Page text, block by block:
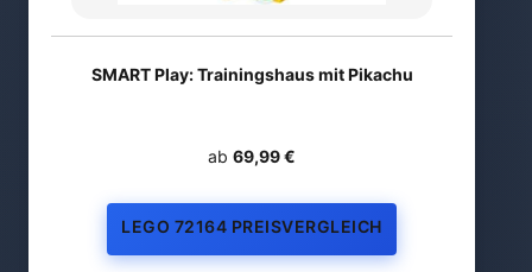
SMART Play: Trainingshaus mit Pikachu
ab 69,99 €
LEGO 72164 PREISVERGLEICH